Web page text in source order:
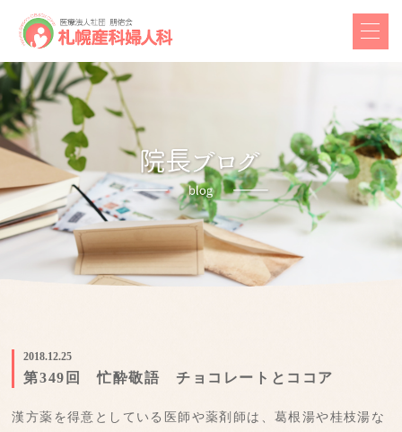
2018.12.25
第349回 忙酔敬語 チョコレートとココア
漢方薬を得意としている医師や薬剤師は、葛根湯や桂枝湯な